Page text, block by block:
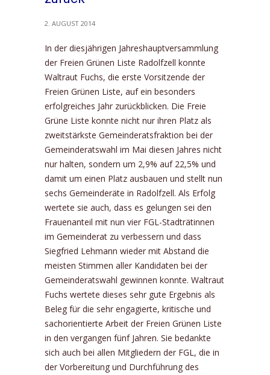
2. AUGUST 2014
In der diesjährigen Jahreshauptversammlung
der Freien Grünen Liste Radolfzell konnte
Waltraut Fuchs, die erste Vorsitzende der
Freien Grünen Liste, auf ein besonders
erfolgreiches Jahr zurückblicken. Die Freie
Grüne Liste konnte nicht nur ihren Platz als
zweitstärkste Gemeinderatsfraktion bei der
Gemeinderatswahl im Mai diesen Jahres nicht
nur halten, sondern um 2,9% auf 22,5% und
damit um einen Platz ausbauen und stellt nun
sechs Gemeinderäte in Radolfzell. Als Erfolg
wertete sie auch, dass es gelungen sei den
Frauenanteil mit nun vier FGL-Stadträtinnen
im Gemeinderat zu verbessern und dass
Siegfried Lehmann wieder mit Abstand die
meisten Stimmen aller Kandidaten bei der
Gemeinderatswahl gewinnen konnte. Waltraut
Fuchs wertete dieses sehr gute Ergebnis als
Beleg für die sehr engagierte, kritische und
sachorientierte Arbeit der Freien Grünen Liste
in den vergangen fünf Jahren. Sie bedankte
sich auch bei allen Mitgliedern der FGL, die in
der Vorbereitung und Durchführung des